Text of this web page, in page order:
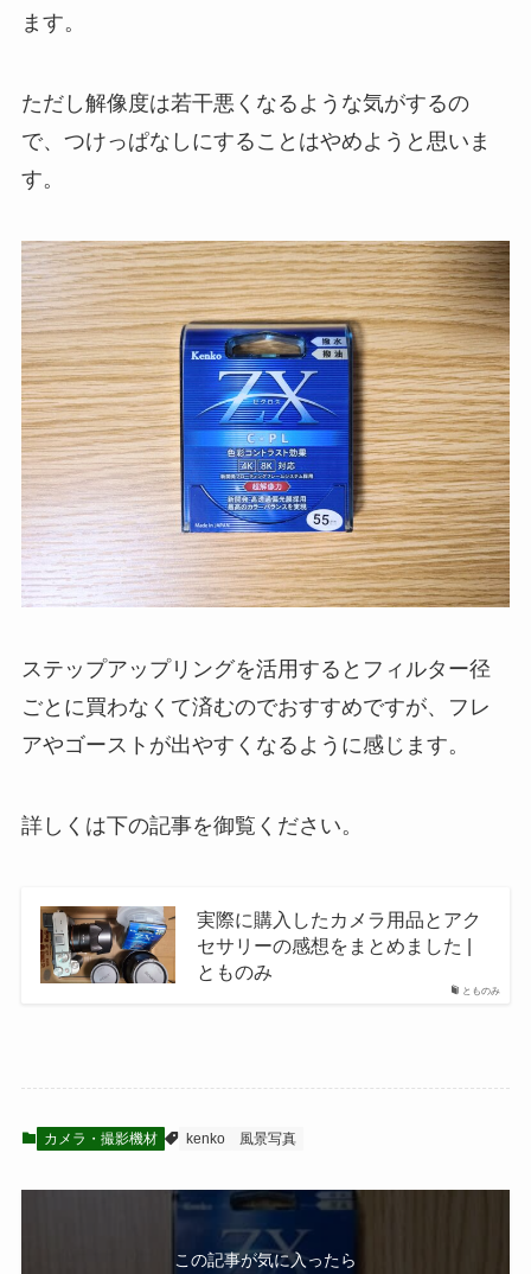
ます。
ただし解像度は若干悪くなるような気がするの
で、つけっぱなしにすることはやめようと思いま
す。
ステップアップリングを活用するとフィルター径
ごとに買わなくて済むのでおすすめですが、フレ
アやゴーストが出やすくなるように感じます。
詳しくは下の記事を御覧ください。
とものみ
実際に購入したカメラ用品とアク
セサリーの感想をまとめました |
とものみ
カメラ・撮影機材 kenko 風景写真
この記事が気に入ったら